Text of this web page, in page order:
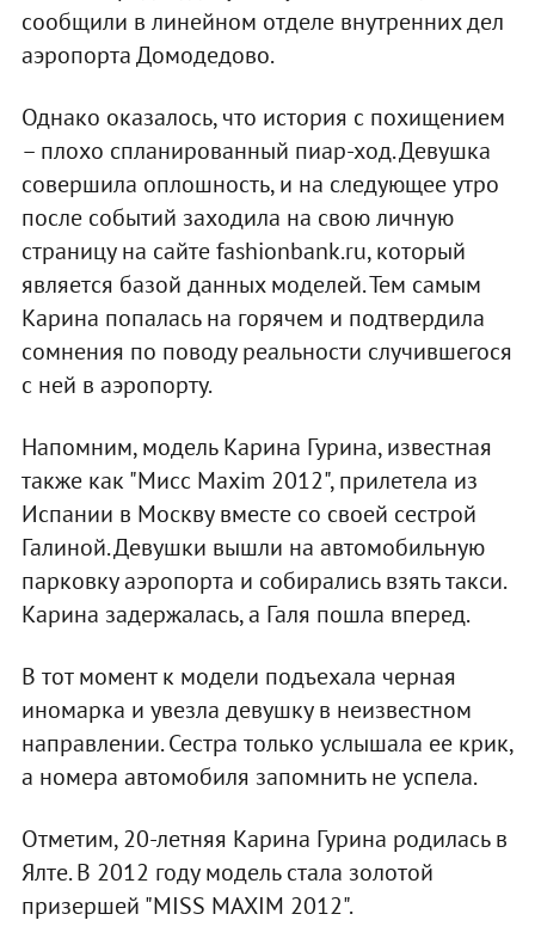
сообщили в линейном отделе внутренних дел
аэропорта Домодедово.
Однако оказалось, что история с похищением
– плохо спланированный пиар-ход. Девушка
совершила оплошность, и на следующее утро
после событий заходила на свою личную
страницу на сайте fashionbank.ru, который
является базой данных моделей. Тем самым
Карина попалась на горячем и подтвердила
сомнения по поводу реальности случившегося
с ней в аэропорту.
Напомним, модель Карина Гурина, известная
также как "Мисс Maxim 2012", прилетела из
Испании в Москву вместе со своей сестрой
Галиной. Девушки вышли на автомобильную
парковку аэропорта и собирались взять такси.
Карина задержалась, а Галя пошла вперед.
В тот момент к модели подъехала черная
иномарка и увезла девушку в неизвестном
направлении. Сестра только услышала ее крик,
а номера автомобиля запомнить не успела.
Отметим, 20-летняя Карина Гурина родилась в
Ялте. В 2012 году модель стала золотой
призершей "MISS MAXIM 2012".